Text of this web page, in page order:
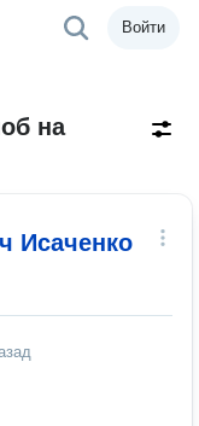
Войти
на
Исаченко